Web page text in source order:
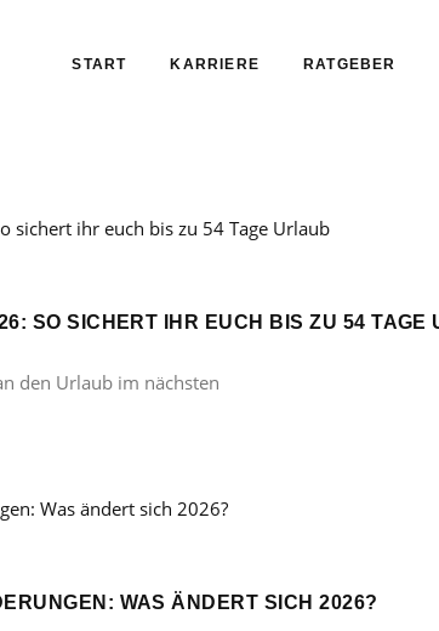
START KARRIERE RATGEBER
SO SICHERT IHR EUCH BIS ZU 54 TAGE
den Urlaub im nächsten
WAS ÄNDERT SICH 2026?